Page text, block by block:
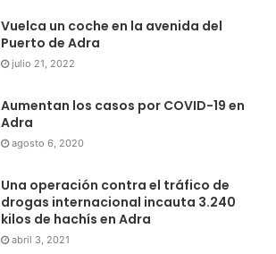
Vuelca un coche en la avenida del
Puerto de Adra
julio 21, 2022
Aumentan los casos por COVID-19 en
Adra
agosto 6, 2020
Una operación contra el tráfico de
drogas internacional incauta 3.240
kilos de hachís en Adra
abril 3, 2021